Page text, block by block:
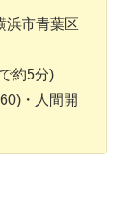
浜市青葉区
約5分)
・人間開